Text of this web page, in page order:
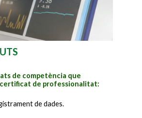
de competència que
de professionalitat:
de dades.